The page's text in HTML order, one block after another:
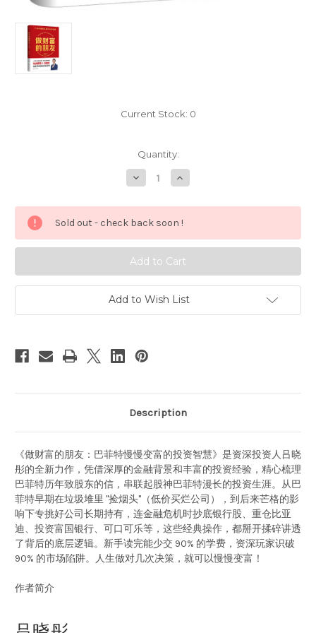
Current Stock: 0
Quantity:
Decrease
Quantity
做
财
富
朋
友：
巴
菲
特
慢
慢
变
资
智
Increase
Quantity
做
富
朋
友：
巴
菲
特
慢
慢
变
Sold out - check back soon !
Add to Wish List
Description
《做财富的朋友：巴菲特慢慢变富的投资智慧》是资深投资人吕晓
彤的全新力作，凭借深厚的金融背景和丰富的投资经验，精心梳理
巴菲特历年致股东的信，串联起股神巴菲特漫长的投资生涯。从巴
菲特早期在垃圾堆里 "捡烟头"（低价买烂公司），到后来芒格的影
响下专挑好公司长期持有，连金融危机时抄底银行股、重仓比亚
迪、投资富国银行、可口可乐等，这些经典操作，都掰开揉碎讲透
了背后的底层逻辑。新手读完能少交 90% 的学费，资深玩家识破
90% 的市场陷阱。人生做对几次决策，就可以慢慢变富！
作者简介